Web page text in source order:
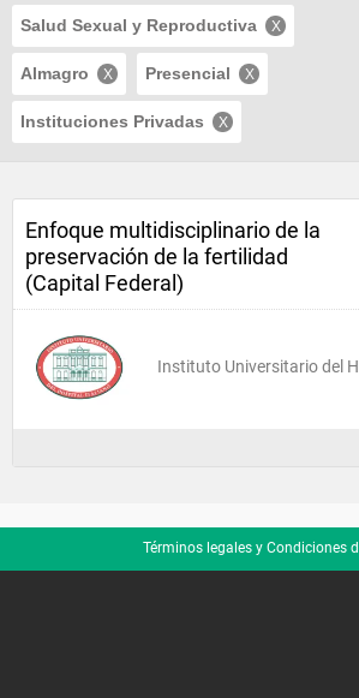
Salud Sexual y Reproductiva
Almagro Presencial
Instituciones Privadas
Enfoque multidisciplinario de la
preservación de la fertilidad
(Capital Federal)
Instituto Universitario del
Términos legales y Condiciones